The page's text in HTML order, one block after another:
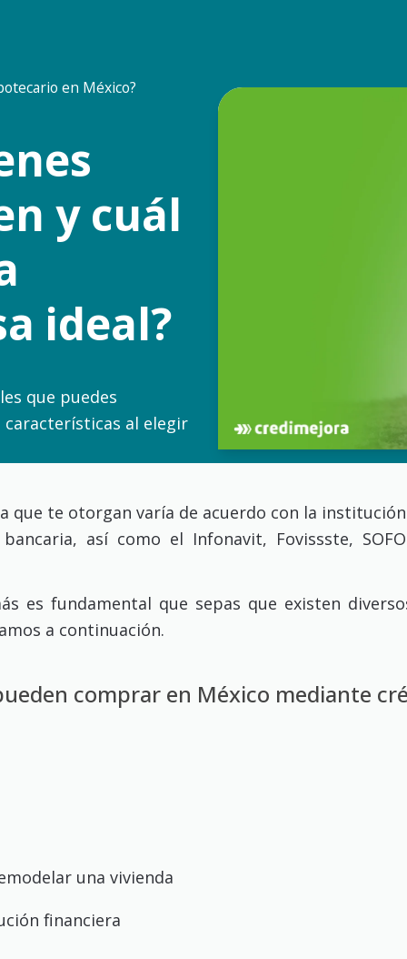
en México?
y cuál
ideal?
que puedes
al elegir
que te otorgan varía de acuerdo con la
así como el Infonavit, Fovissste,
es fundamental que sepas que existen
a continuación.
comprar en México mediante
una vivienda
financiera